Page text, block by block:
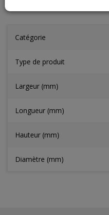
Catégorie
Type de produit
Largeur (mm)
Longueur (mm)
Hauteur (mm)
Diamètre (mm)